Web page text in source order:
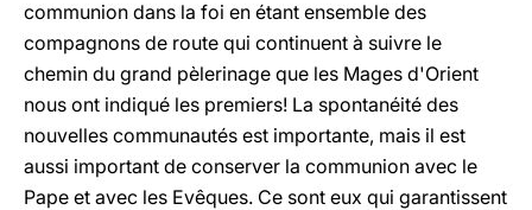
communion dans la foi en étant ensemble des
compagnons de route qui continuent à suivre le
chemin du grand pèlerinage que les Mages d'Orient
nous ont indiqué les premiers! La spontanéité des
nouvelles communautés est importante, mais il est
aussi important de conserver la communion avec le
Pape et avec les Evêques. Ce sont eux qui garantissent